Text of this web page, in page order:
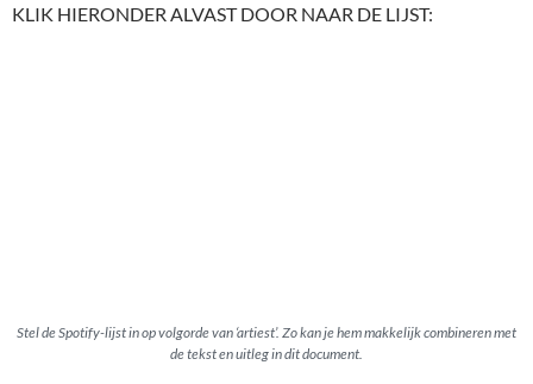
KLIK HIERONDER ALVAST DOOR NAAR DE LIJST:
Stel de Spotify-lijst in op volgorde van ‘artiest’. Zo kan je hem makkelijk combineren met
de tekst en uitleg in dit document.